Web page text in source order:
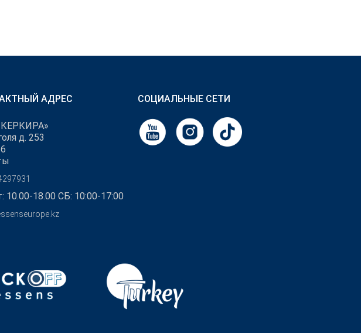
АДРЕС
д. 253
10.00-18.00 СБ: 10:00-17:00
СОЦИАЛЬНЫЕ СЕТИ